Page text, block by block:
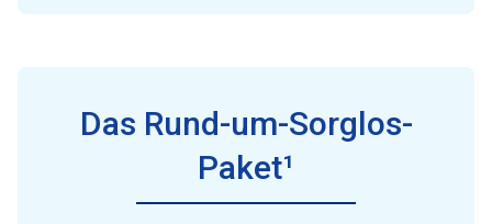
Das Rund-um-Sorglos-
Paket¹